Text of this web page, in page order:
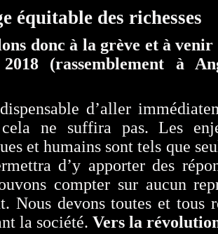
équitable des richesses
donc à la grève et à
2018 (rassemblement à
d’aller
ne suffira pas. Les
et humains sont tels que
d’y apporter des
compter sur aucun
Nous devons toutes et tous
la société. Vers la